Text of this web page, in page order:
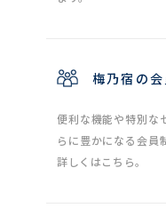
梅乃宿の
便利な機能や特別な
らに豊かになる会員
詳しくはこちら。